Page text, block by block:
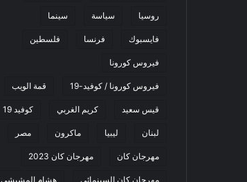
روسيا سياسة سينما
فايسبوك فرنسا فلسطين
فيروس كورونا
فيروس كورونا / كوفيد-19 قمة الويب
قيس سعيد كريم الغربي كوفيد 19
لبنان ليبيا ماكرون مصر
مهرجان كان مهرجان كان 2023
مهرجان كان السينمائي هشام المشيشي